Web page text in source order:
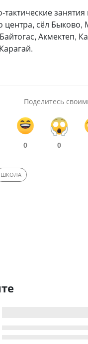
центра, сёл Быково,
Акмектеп,
Поделитесь
0 0
ШКОЛА